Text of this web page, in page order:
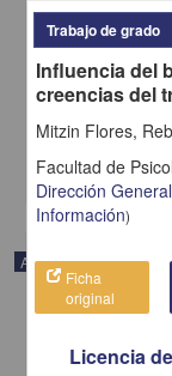
Juanita; Rojas
Donald Jehison;
Lency Yurani;
Medicina, UNAM
2025-01-05
Medicina y Ciencias
Artículo
Trabajo de grado
Influencia del
creencias del
Mitzin Flores,
Facultad de
Dirección
Información)
Ficha
original
Licencia